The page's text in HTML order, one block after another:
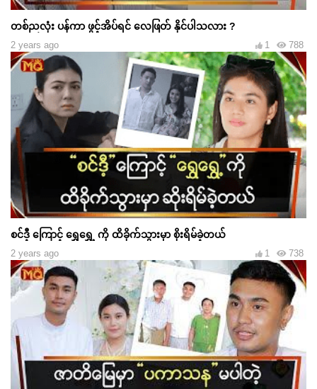
တစ်ညလုံး ပန်ကာ ဖွင့်အိပ်ရင် လေဖြတ် နိုင်ပါသလား ?
2 years ago 788
1
စင်ဒီ့ ကြောင့် ရွှေရွှေ့ ကို ထိခိုက်သွားမှာ စိုးရိမ်ခဲ့တယ်
2 years ago 738
1